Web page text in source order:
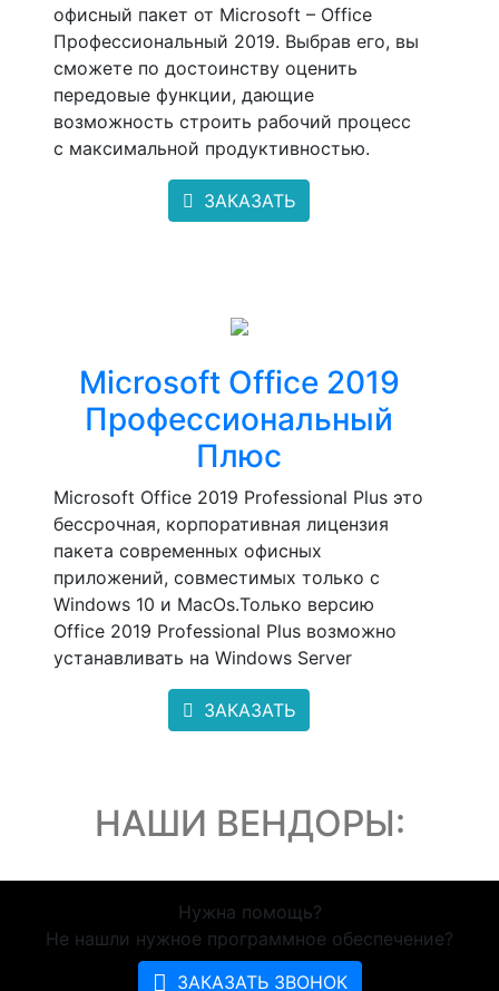
офисный пакет от Microsoft – Office
Профессиональный 2019. Выбрав его, вы
сможете по достоинству оценить
передовые функции, дающие
возможность строить рабочий процесс
с максимальной продуктивностью.
ЗАКАЗАТЬ
Microsoft Office 2019
Профессиональный
Плюс
Microsoft Office 2019 Professional Plus это
бессрочная, корпоративная лицензия
пакета современных офисных
приложений, совместимых только с
Windows 10 и MacOs.Только версию
Office 2019 Professional Plus возможно
устанавливать на Windows Server
ЗАКАЗАТЬ
НАШИ ВЕНДОРЫ:
Нужна помощь?
Не нашли нужное программное обеспечение?
ЗАКАЗАТЬ ЗВОНОК